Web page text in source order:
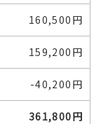
160,500円
159,200円
-40,200円
361,800円